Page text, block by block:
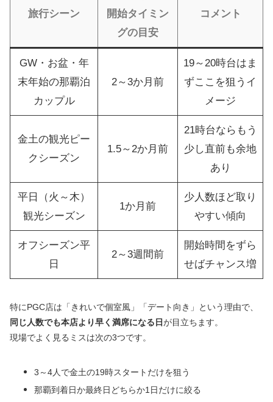
旅行シーン
開始タイミン
グの目安
コメント
GW・お盆・年
末年始の那覇泊
カップル
2～3か月前
19～20時台はま
ずここを狙うイ
メージ
金土の観光ピー
クシーズン
1.5～2か月前
21時台ならもう
少し直前も余地
あり
平日（火～木）
観光シーズン
1か月前
少人数ほど取り
やすい傾向
オフシーズン平
日
2～3週間前
開始時間をずら
せばチャンス増
特にPGC店は「きれいで個室風」「デート向き」という理由で、
同じ人数でも本店より早く満席になる日が目立ちます。
現場でよく見るミスは次の3つです。
3～4人で金土の19時スタートだけを狙う
那覇到着日か最終日どちらか1日だけに絞る